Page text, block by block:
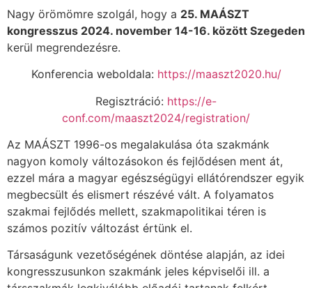
Nagy örömömre szolgál, hogy a 25. MAÁSZT
kongresszus 2024. november 14-16. között Szegeden
kerül megrendezésre.
Konferencia weboldala: https://maaszt2020.hu/
Regisztráció: https://e-
conf.com/maaszt2024/registration/
Az MAÁSZT 1996-os megalakulása óta szakmánk
nagyon komoly változásokon és fejlődésen ment át,
ezzel mára a magyar egészségügyi ellátórendszer egyik
megbecsült és elismert részévé vált. A folyamatos
szakmai fejlődés mellett, szakmapolitikai téren is
számos pozitív változást értünk el.
Társaságunk vezetőségének döntése alapján, az idei
kongresszusunkon szakmánk jeles képviselői ill. a